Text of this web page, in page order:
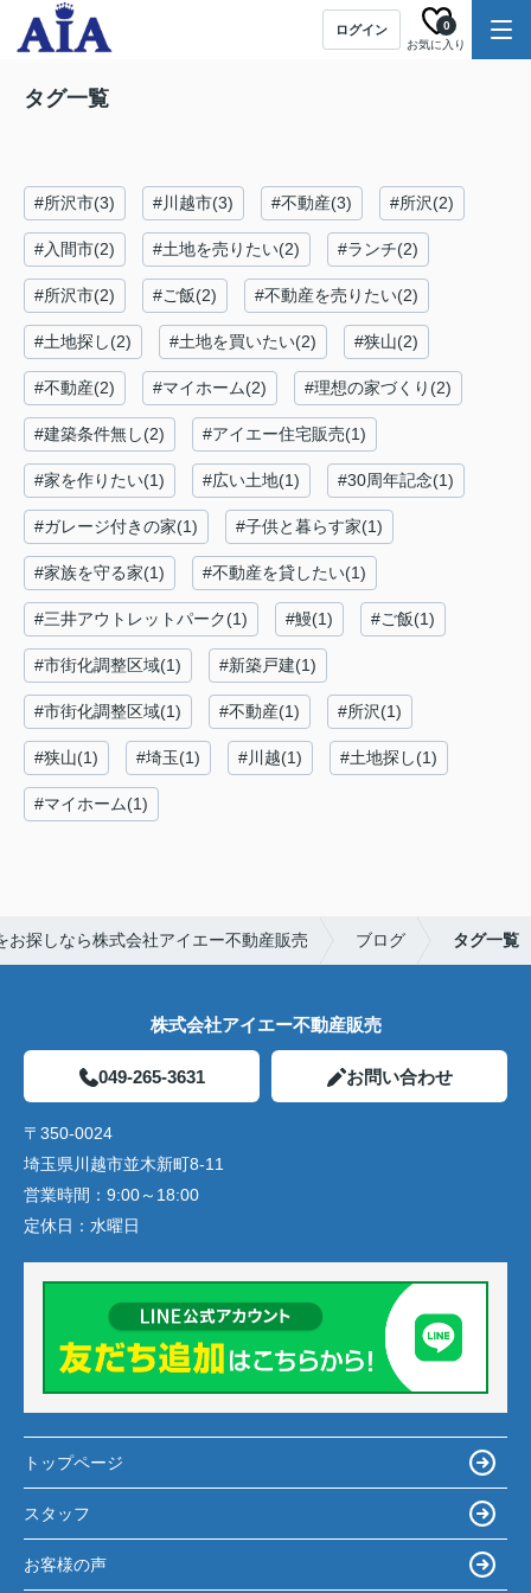
ログイン
お気に入り
0
タグ一覧
#所沢市(3) #川越市(3) #不動産(3) #所沢(2)
#入間市(2) #土地を売りたい(2) #ランチ(2)
#所沢市(2) #ご飯(2) #不動産を売りたい(2)
#土地探し(2) #土地を買いたい(2) #狭山(2)
#不動産(2) #マイホーム(2) #理想の家づくり(2)
#建築条件無し(2) #アイエー住宅販売(1)
#家を作りたい(1) #広い土地(1) #30周年記念(1)
#ガレージ付きの家(1) #子供と暮らす家(1)
#家族を守る家(1) #不動産を貸したい(1)
#三井アウトレットパーク(1) #鰻(1) #ご飯(1)
#市街化調整区域(1) #新築戸建(1)
#市街化調整区域(1) #不動産(1) #所沢(1)
#狭山(1) #埼玉(1) #川越(1) #土地探し(1)
#マイホーム(1)
お探しなら株式会社アイエー不動産販売 ブログ タグ一覧
株式会社アイエー不動産販売
049-265-3631 お問い合わせ
〒350-0024
埼玉県川越市並木新町8-11
営業時間： 9:00～18:00
定休日： 水曜日
トップページ
スタッフ
お客様の声